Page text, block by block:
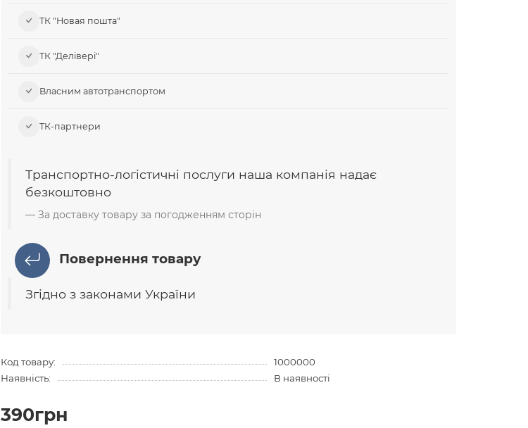
ТК "Новая пошта"
ТК "Делівері"
Власним автотранспортом
ТК-партнери
Транспортно-логістичні послуги наша компанія надає
безкоштовно
За доставку товару за погодженням сторін
Повернення товару
Згідно з законами України
Код товару:
1000000
Наявність:
В наявності
390грн